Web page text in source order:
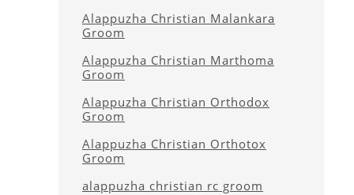
Alappuzha Christian Malankara
Groom
Alappuzha Christian Marthoma
Groom
Alappuzha Christian Orthodox
Groom
Alappuzha Christian Orthotox
Groom
alappuzha christian rc groom